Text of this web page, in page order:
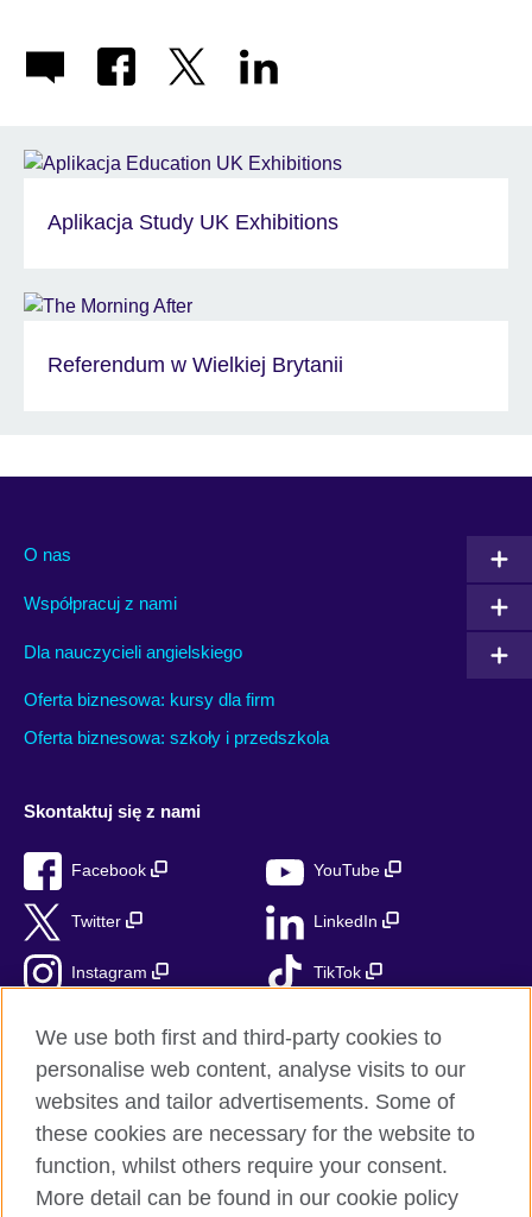
Aplikacja Study UK Exhibitions
Referendum w Wielkiej Brytanii
O nas
Współpracuj z nami
Dla nauczycieli angielskiego
Oferta biznesowa: kursy dla firm
Oferta biznesowa: szkoły i przedszkola
Skontaktuj się z nami
Facebook YouTube
Twitter LinkedIn
Instagram TikTok
British Council globalnie
Prywatność i warunki użytkowania
We use both first and third-party cookies to
personalise web content, analyse visits to our
websites and tailor advertisements. Some of
these cookies are necessary for the website to
function, whilst others require your consent.
More detail can be found in our cookie policy